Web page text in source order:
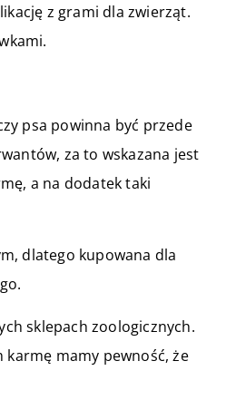
z grami dla zwierząt.
psa powinna być przede
za to wskazana jest
a na dodatek taki
dlatego kupowana dla
sklepach zoologicznych.
mamy pewność, że